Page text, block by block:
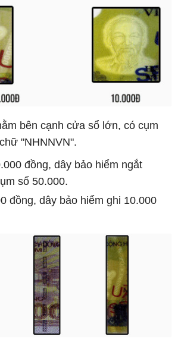
bên cạnh cửa sổ lớn, có cụm
"NHNNVN".
đồng, dây bảo hiểm ngắt
số 50.000.
đồng, dây bảo hiểm ghi 10.000